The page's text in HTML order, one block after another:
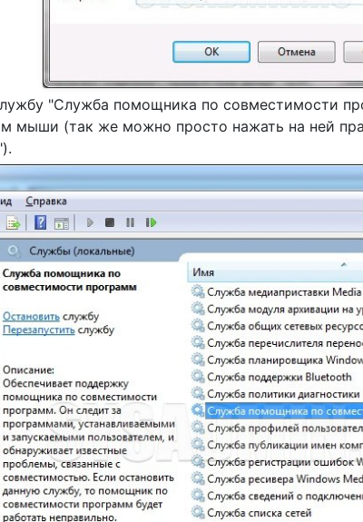
"Служба помощника по совместимости
мыши (так же можно просто нажать на ней